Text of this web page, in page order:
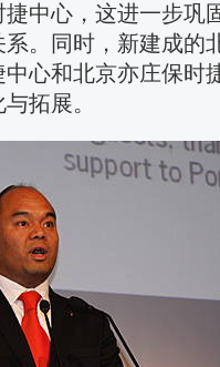
中心，这进一步巩
。同时，新建成的
心和北京亦庄保时
拓展。